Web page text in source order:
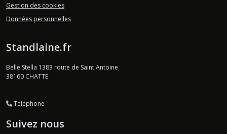
Gestion des cookies
Données personnelles
Standlaine.fr
Belle Stella 1383 route de Saint Antoine
38160 CHATTE
Téléphone
Suivez nous